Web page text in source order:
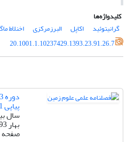
کلیدواژه‌ها
گرانیتوئید
اکاپل البرزمرکزی
اخنلاط
20.1001.1.10237429.1393.23.91.26.7
پیاپی 91
سال
بهار 1393
صفحه